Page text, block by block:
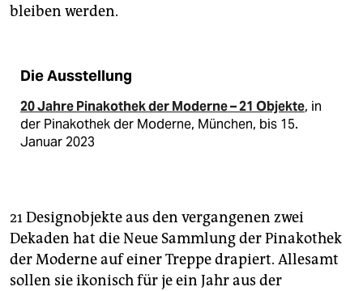
bleiben werden.
Die Ausstellung
20 Jahre Pinakothek der Moderne – 21 Objekte, in
der Pinakothek der Moderne, München, bis 15.
Januar 2023
21 Designobjekte aus den vergangenen zwei
Dekaden hat die Neue Sammlung der Pinakothek
der Moderne auf einer Treppe drapiert. Allesamt
sollen sie ikonisch für je ein Jahr aus der